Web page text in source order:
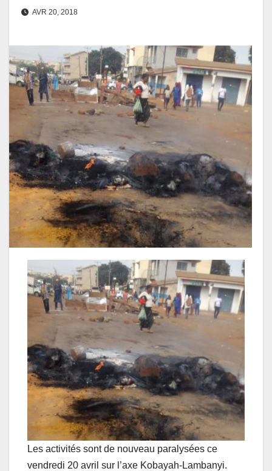
AVR 20, 2018
Les activités sont de nouveau paralysées ce
vendredi 20 avril sur l’axe Kobayah-Lambanyi.